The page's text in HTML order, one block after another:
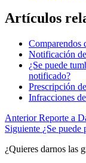
Artículos
Comparendos
Notificación
¿Se puede
notificado?
Prescripción
Infracciones
Anterior Reporte a
Siguiente ¿Se puede
¿Quieres darnos las